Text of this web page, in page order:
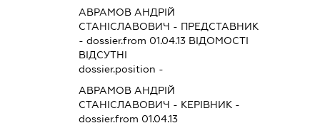
АВРАМОВ АНДРІЙ
СТАНІСЛАВОВИЧ - ПРЕДСТАВНИК
- dossier.from 01.04.13ВІДОМОСТІ
ВІДСУТНІ
dossier.position -
АВРАМОВ АНДРІЙ
СТАНІСЛАВОВИЧ - КЕРІВНИК -
dossier.from 01.04.13